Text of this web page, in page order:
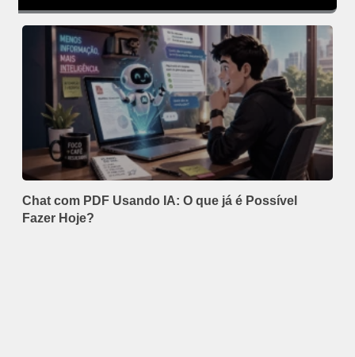
Chat com PDF Usando IA: O que já é Possível
Fazer Hoje?